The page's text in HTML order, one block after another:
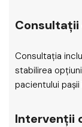
Consultația
stabilirea
pacientului
Intervenții